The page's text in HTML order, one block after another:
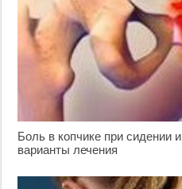
Боль в копчике при сидении
варианты лечения